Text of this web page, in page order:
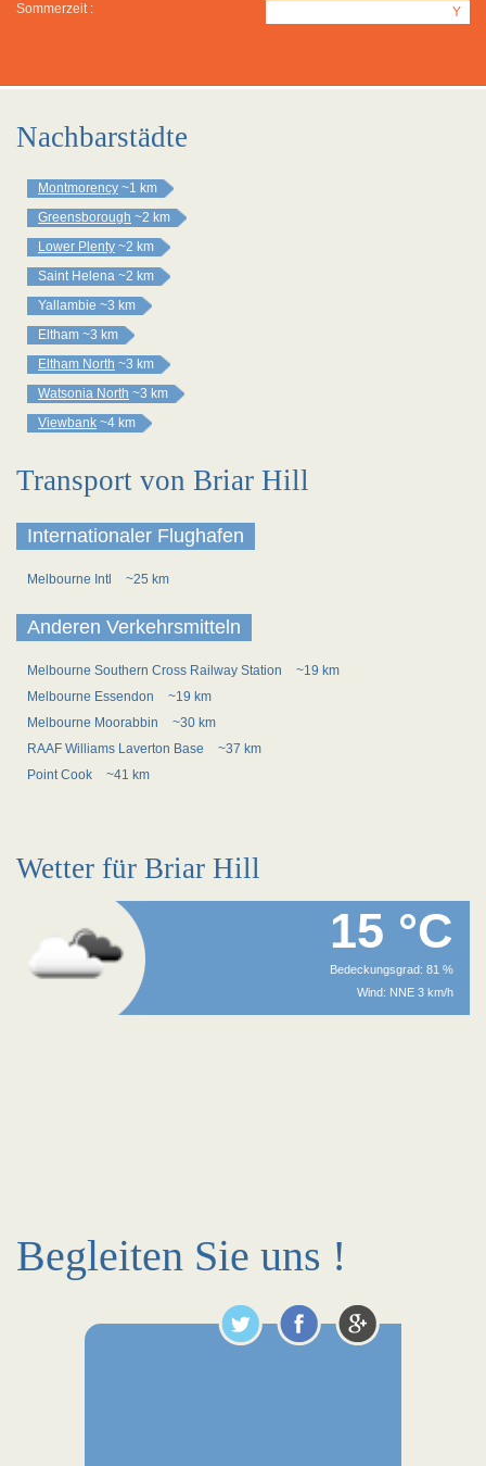
Sommerzeit : Y
Nachbarstädte
Montmorency ~1 km
Greensborough ~2 km
Lower Plenty ~2 km
Saint Helena ~2 km
Yallambie ~3 km
Eltham ~3 km
Eltham North ~3 km
Watsonia North ~3 km
Viewbank ~4 km
Transport von Briar Hill
Internationaler Flughafen
Melbourne Intl ~25 km
Anderen Verkehrsmitteln
Melbourne Southern Cross Railway Station
~19 km
Melbourne Essendon
~19 km
Melbourne Moorabbin
~30 km
RAAF Williams Laverton Base
~37 km
Point Cook
~41 km
Wetter für Briar Hill
15 °C
Bedeckungsgrad: 81 %
Wind: NNE 3 km/h
Begleiten Sie uns !